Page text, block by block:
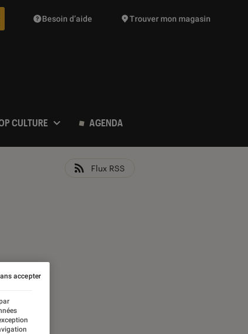
Des suggestions de produits vont vous être proposées
Besoin d’aide Trouver mon magasin
CULTURE AGENDA
Flux RSS
accepter